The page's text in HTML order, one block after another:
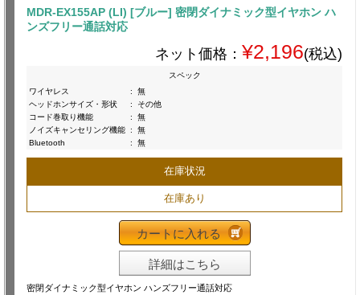
MDR-EX155AP (LI) [ブルー] 密閉ダイナミック型イヤホン ハ
ンズフリー通話対応
ネット価格： ¥2,196(税込)
スペック
ワイヤレス
:
無
ヘッドホンサイズ・形状
:
その他
コード巻取り機能
:
無
ノイズキャンセリング機能 :
無
Bluetooth
: 無
在庫状況
在庫あり
カートに入れる
詳細はこちら
密閉ダイナミック型イヤホン ハンズフリー通話対応